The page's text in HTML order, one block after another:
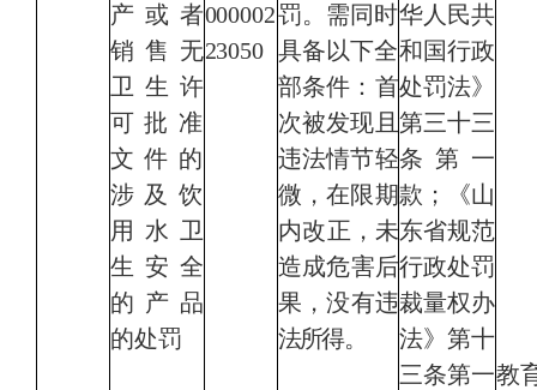
产或者
销售无
卫生许
可批准
文件的
涉及饮
用 水卫
生安全
的产品
的处罚
000002
23050
罚。需同时
具备以下全
部条件： 首
次被发现且
违法情节轻
微，在限期
内改正，未
造成危害后
果，没有违
法所得。
华人民共
和国行政
处罚法》
第三十三
条第一
款；
《山
东省规范
行政处罚
裁量权办
法》第十
三条第一教